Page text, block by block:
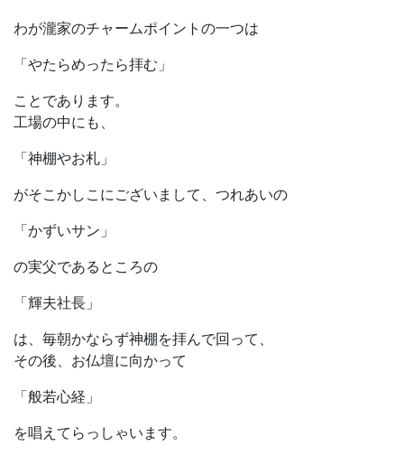
わが瀧家のチャームポイントの一つは
「やたらめったら拝む」
ことであります。
工場の中にも、
「神棚やお札」
がそこかしこにございまして、つれあいの
「かずいサン」
の実父であるところの
「輝夫社長」
は、毎朝かならず神棚を拝んで回って、
その後、お仏壇に向かって
「般若心経」
を唱えてらっしゃいます。